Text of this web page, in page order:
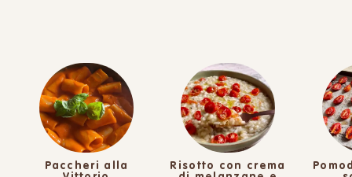
Paccheri alla
Risotto con crema